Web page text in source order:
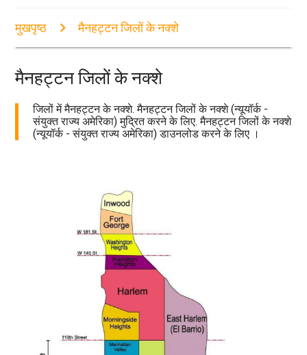
मुखपृष्ठ मैनहट्टन जिलों के नक्शे
मैनहट्टन जिलों के नक्शे
जिलों में मैनहट्टन के नक्शे. मैनहट्टन जिलों के नक्शे (न्यूयॉर्क -
संयुक्त राज्य अमेरिका) मुद्रित करने के लिए. मैनहट्टन जिलों के नक्शे
(न्यूयॉर्क - संयुक्त राज्य अमेरिका) डाउनलोड करने के लिए ।